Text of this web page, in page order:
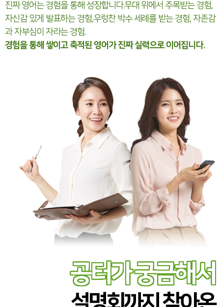
진짜 영어는 경험을 통해 성장합니다.무대 위에서 주목받는 경험,
자신감 있게 발표하는 경험,우렁찬 박수 세례를 받는 경험, 자존감
과 자부심이 자라는 경험.
경험을 통해 쌓이고 축적된 영어가 진짜 실력으로 이어집니다.
공터가 궁금해서